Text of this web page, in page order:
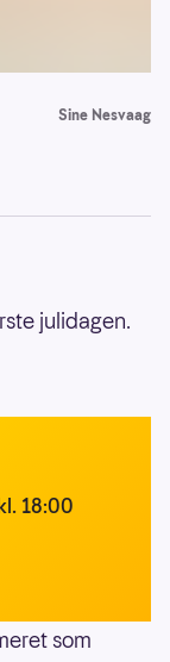
Sine Nesvaag
julidagen.
18:00
som